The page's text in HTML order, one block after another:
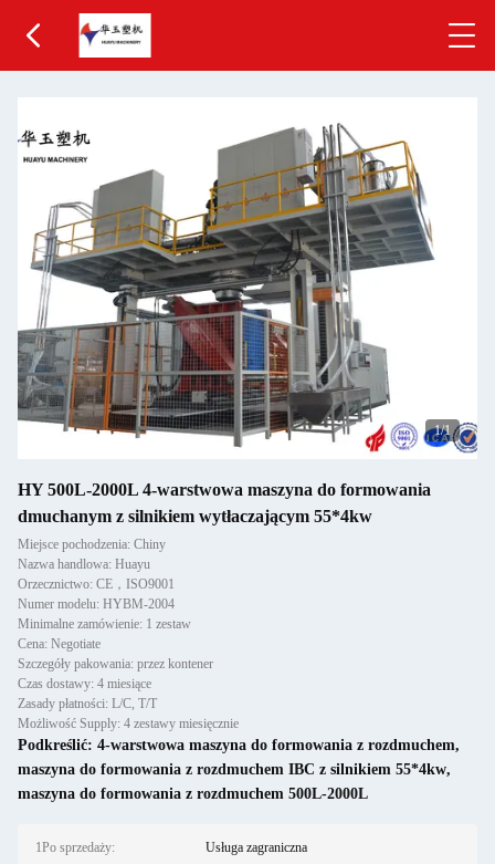
1/1
HY 500L-2000L 4-warstwowa maszyna do formowania
dmuchanym z silnikiem wytłaczającym 55*4kw
Miejsce pochodzenia: Chiny
Nazwa handlowa: Huayu
Orzecznictwo: CE，ISO9001
Numer modelu: HYBM-2004
Minimalne zamówienie: 1 zestaw
Cena: Negotiate
Szczegóły pakowania: przez kontener
Czas dostawy: 4 miesiące
Zasady płatności: L/C, T/T
Możliwość Supply: 4 zestawy miesięcznie
Podkreślić: 4-warstwowa maszyna do formowania z rozdmuchem,
maszyna do formowania z rozdmuchem IBC z silnikiem 55*4kw,
maszyna do formowania z rozdmuchem 500L-2000L
1Po sprzedaży: Usługa zagraniczna